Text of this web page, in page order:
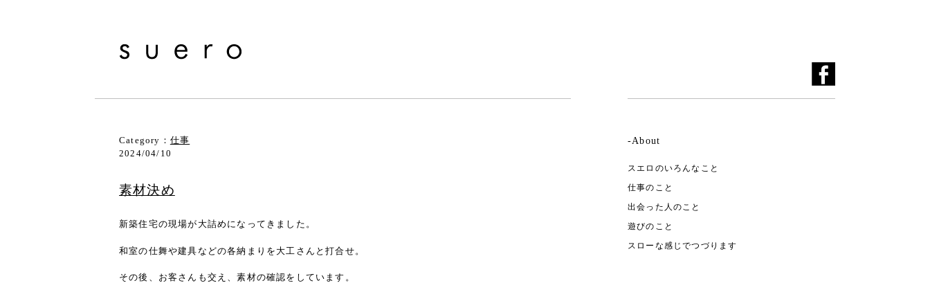
Category： 仕事
2024/04/10
素材決め
新築住宅の現場が大詰めになってきました。
和室の仕舞や建具などの各納まりを大工さんと打合せ。
その後、お客さんも交え、素材の確認をしています。
-About
スエロのいろんなこと
仕事のこと
出会った人のこと
遊びのこと
スローな感じでつづります